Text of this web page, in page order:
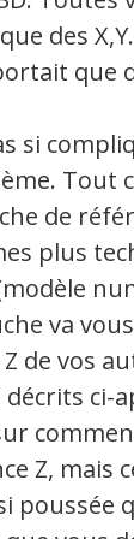
des
que
si
Tout
de
plus
va
de vos
ci-
Z, mais
poussée